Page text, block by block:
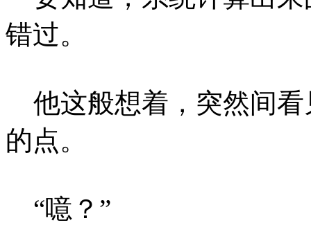
错过。
他这般想着，突然间看
的点。
“噫？”